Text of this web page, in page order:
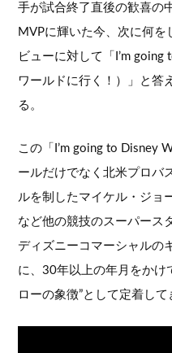
手が試合終了直後の歓喜の
MVPに輝いた今、次に何を
ビューに対して「I’m
ワールドに行く！）」と答
る。
この「I’m going to Disney
ールだけでなく北米プロバ
ルを制したマイケル・ジョ
など他の競技のスーパース
ディズニーコマーシャルの
に、30年以上の年月をかけ
ローの象徴”として定着して